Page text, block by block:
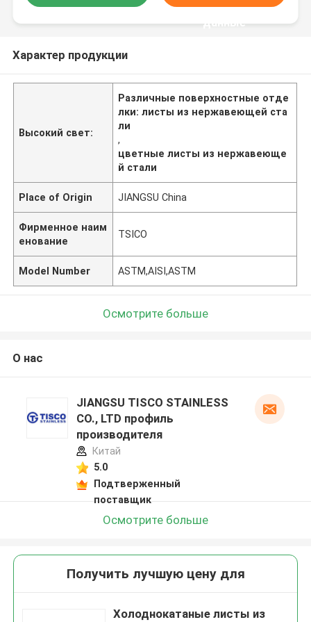
данные
Характер продукции
Высокий свет:
Различные поверхностные отде
лки: листы из нержавеющей ста
ли
,
цветные листы из нержавеюще
й стали
Place of Origin JIANGSU China
Фирменное наим
енование
TSICO
Model Number ASTM,AISI,ASTM
Осмотрите больше
О нас
JIANGSU TISCO STAINLESS
CO., LTD профиль
производителя
Китай
5.0
Подтверженный
поставщик
Осмотрите больше
Получить лучшую цену для
Холоднокатаные листы из